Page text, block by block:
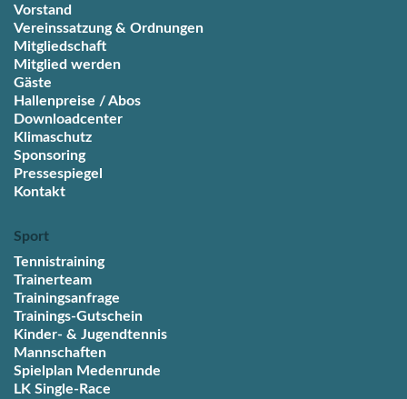
Vorstand
Vereinssatzung & Ordnungen
Mitgliedschaft
Mitglied werden
Gäste
Hallenpreise / Abos
Downloadcenter
Klimaschutz
Sponsoring
Pressespiegel
Kontakt
Sport
Tennistraining
Trainerteam
Trainingsanfrage
Trainings-Gutschein
Kinder- & Jugendtennis
Mannschaften
Spielplan Medenrunde
LK Single-Race